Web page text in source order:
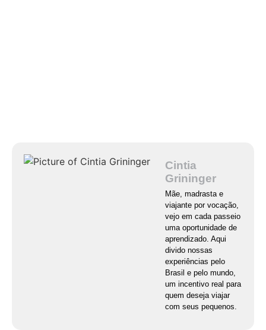
Cintia
Grininger
Mãe, madrasta e
viajante por vocação,
vejo em cada passeio
uma oportunidade de
aprendizado. Aqui
divido nossas
experiências pelo
Brasil e pelo mundo,
um incentivo real para
quem deseja viajar
com seus pequenos.